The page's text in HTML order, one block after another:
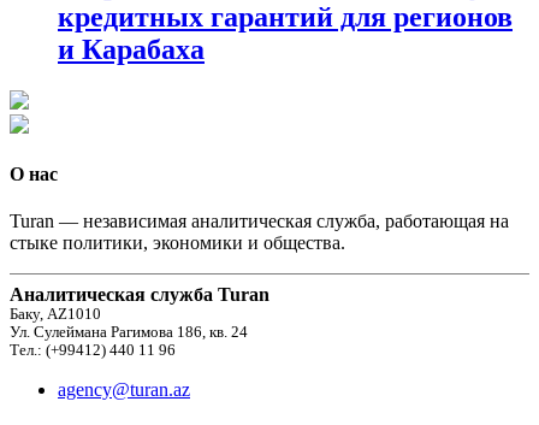
кредитных гарантий для регионов
и Карабаха
О нас
Turan — независимая аналитическая служба, работающая на
стыке политики, экономики и общества.
Аналитическая служба Turan
Баку, AZ1010
Ул. Сулеймана Рагимова 186, кв. 24
Тел.: (+99412) 440 11 96
agency@turan.az